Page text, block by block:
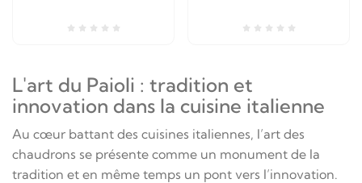
L'art du Paioli : tradition et
innovation dans la cuisine italienne
Au cœur battant des cuisines italiennes, l’art des
chaudrons se présente comme un monument de la
tradition et en même temps un pont vers l’innovation.